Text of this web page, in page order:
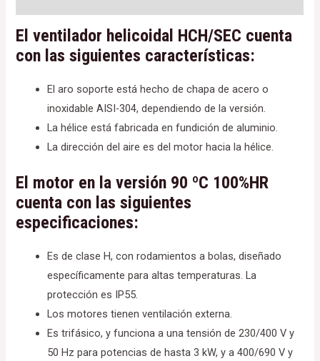
El ventilador helicoidal HCH/SEC cuenta
con las siguientes características:
El aro soporte está hecho de chapa de acero o
inoxidable AISI-304, dependiendo de la versión.
La hélice está fabricada en fundición de aluminio.
La dirección del aire es del motor hacia la hélice.
El motor en la versión 90 ºC 100%HR
cuenta con las siguientes
especificaciones:
Es de clase H, con rodamientos a bolas, diseñado
específicamente para altas temperaturas. La
protección es IP55.
Los motores tienen ventilación externa.
Es trifásico, y funciona a una tensión de 230/400 V y
50 Hz para potencias de hasta 3 kW, y a 400/690 V y